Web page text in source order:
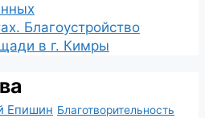
Благоустройство
в г. Кимры
Епишин Благотворительность